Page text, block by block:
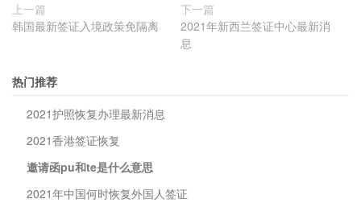
上一篇
韩国最新签证入境政策免隔离
下一篇
2021年新西兰签证中心最新消
息
热门推荐
2021护照恢复办理最新消息
2021香港签证恢复
邀请函pu和te是什么意思
2021年中国何时恢复外国人签证